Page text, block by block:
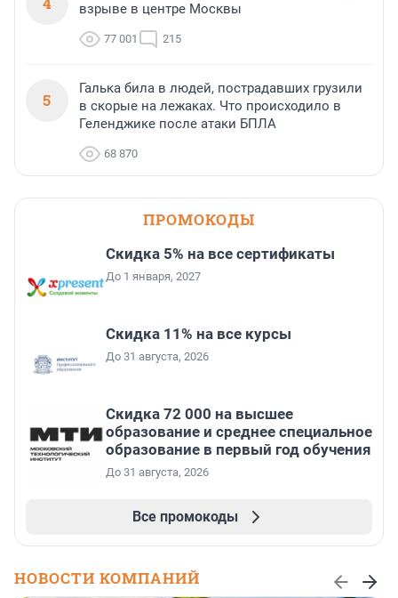
взрыве в центре Москвы
77 001 215
5
Галька била в людей, пострадавших грузили
в скорые на лежаках. Что происходило в
Геленджике после атаки БПЛА
68 870
ПРОМОКОДЫ
Скидка 5% на все сертификаты
До 1 января, 2027
Скидка 11% на все курсы
До 31 августа, 2026
Скидка 72 000 на высшее
образование и среднее специальное
образование в первый год обучения
До 31 августа, 2026
Все промокоды
НОВОСТИ КОМПАНИЙ